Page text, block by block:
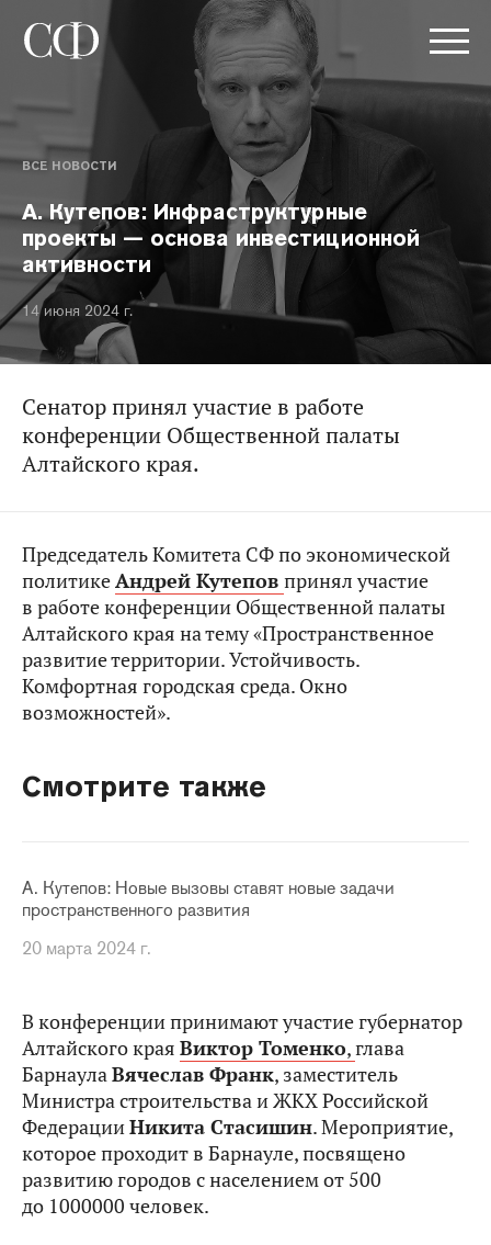
ВСЕ НОВОСТИ
А. Кутепов: Инфраструктурные
проекты — основа инвестиционной
активности
14 июня 2024 г.
Сенатор принял участие в работе
конференции Общественной палаты
Алтайского края.
Председатель Комитета СФ по экономической
политикеАндрей Кутепов принял участие
в работе конференции Общественной палаты
Алтайского края на тему «Пространственное
развитие территории. Устойчивость.
Комфортная городская среда. Окно
возможностей».
Смотрите также
А. Кутепов: Новые вызовы ставят новые задачи
пространственного развития
20 марта 2024 г.
В конференции принимают участие губернатор
Алтайского края Виктор Томенко,глава
БарнаулаВячеслав Франк, заместитель
Министра строительства и ЖКХ Российской
ФедерацииНикита Стасишин. Мероприятие,
которое проходит в Барнауле, посвящено
развитию городов с населением от 500
до 1000000 человек.